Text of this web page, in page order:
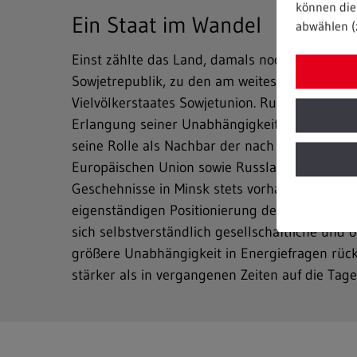
Ein Staat im Wandel
Einst zählte das Land, damals noch als
Sowjetrepublik, zu den am weitesten im
Vielvölkerstaates Sowjetunion. Rund ein
Erlangung seiner Unabhängigkeit sucht und
seine Rolle als Nachbar der nach Osten
Europäischen Union sowie Russlands, dessen
Geschehnisse in Minsk stets vorhanden war.
eigenständigen Positionierung der Republik
sich selbstverständlich gesellschaftliche und
größere Unabhängigkeit in Energiefragen
stärker als in vergangenen Zeiten auf die
können
abwählen